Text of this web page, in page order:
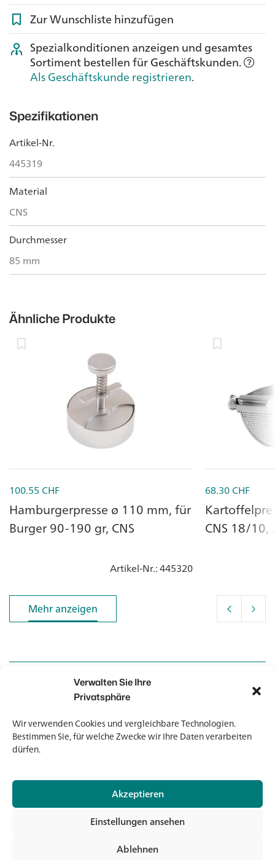
Verwalten Sie Ihre
Privatsphäre
Wir verwenden Cookies und vergleichbare Technologien.
Bestimmen Sie, für welche Zwecke wir Ihre Daten verarbeiten
dürfen.
Akzeptieren
Ablehnen
Einstellungen ansehen
Zur Wunschliste hinzufügen
Spezialkonditionen anzeigen und gesamtes
Sortiment bestellen für Geschäftskunden.
Als Geschäftskunde registrieren.
Spezifikationen
Artikel-Nr.
445319
Material
CNS
Durchmesser
85 mm
Ähnliche Produkte
100.55 CHF
Hamburgerpresse ø 110 mm, für
Burger 90-190 gr, CNS
Artikel-Nr.: 445320
68.30CHF
CNS 18/10,
Mehr anzeigen
Mehr anzeigen
Kontakt
Kontakt
Newsletter
Newsletter
© 2026 Banholzer AG
Impressum
Datenschutz